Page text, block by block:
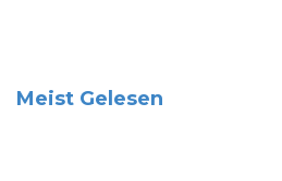
Meist Gelesen